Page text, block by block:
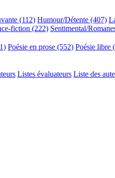
(112) Humour/Détente (407)
fiction (222) Sentimental/
Poésie en prose (552) Poésie libre
Listes évaluateurs Liste des